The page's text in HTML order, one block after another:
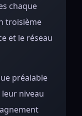
chaque
troisième
et le réseau
préalable
niveau